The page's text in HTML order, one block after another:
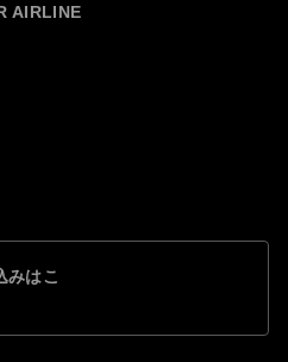
AIRLINE
みはこ